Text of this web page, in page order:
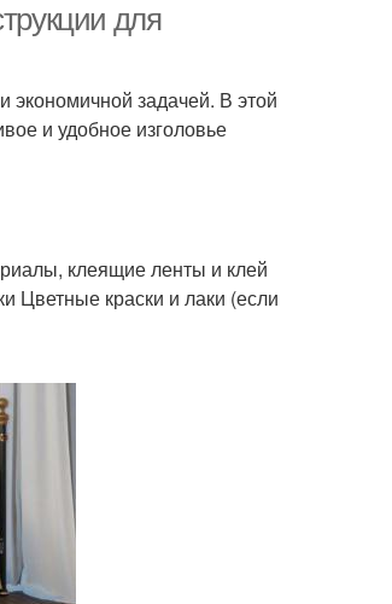
для
экономичной задачей. В этой
и удобное изголовье
клеящие ленты и клей
краски и лаки (если